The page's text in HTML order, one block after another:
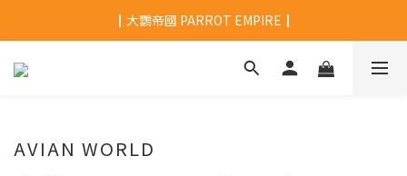
┃大鸚帝國 PARROT EMPIRE┃
AVIAN WORLD